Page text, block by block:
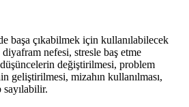
başa çıkabilmek için kullanılabilecek
nefesi, stresle baş etme
değiştirilmesi, problem
geliştirilmesi, mizahın kullanılması,